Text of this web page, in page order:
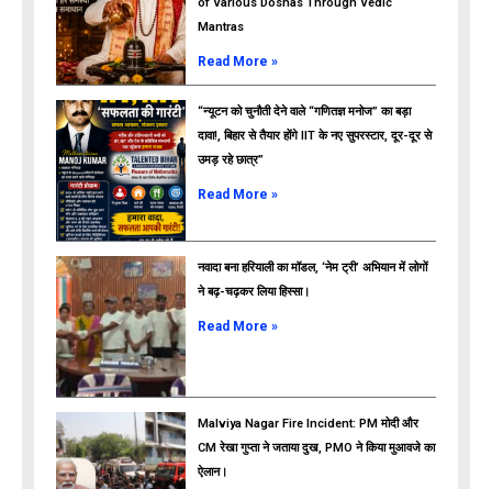
ads
of Various Doshas Through Vedic
Mantras
Read More »
“न्यूटन को चुनौती देने वाले “गणितज्ञ मनोज” का बड़ा
दावा!, बिहार से तैयार होंगे IIT के नए सुपरस्टार, दूर-दूर से
उमड़ रहे छात्र”
Read More »
नवादा बना हरियाली का मॉडल, ‘नेम ट्री’ अभियान में लोगों
ने बढ़-चढ़कर लिया हिस्सा।
Read More »
Malviya Nagar Fire Incident: PM मोदी और
CM रेखा गुप्ता ने जताया दुख, PMO ने किया मुआवजे का
ऐलान।